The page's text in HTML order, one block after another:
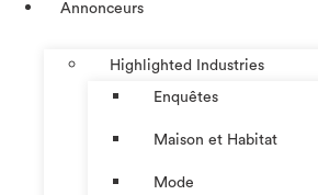
Annonceurs
Highlighted Industries
Enquêtes
Maison et Habitat
Mode